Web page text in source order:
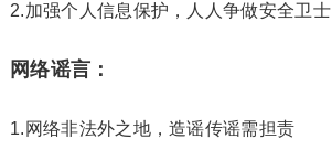
2.加强个人信息保护，人人争做安全卫士
网络谣言：
1.网络非法外之地，造谣传谣需担责